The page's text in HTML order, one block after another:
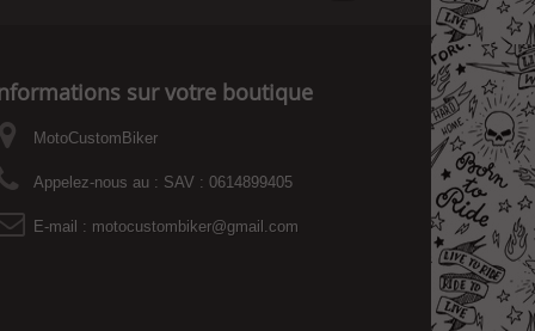
sur votre boutique
MotoCustomBiker
Appelez-nous au : SAV : 0614899405
E-mail : motocustombiker@gmail.com